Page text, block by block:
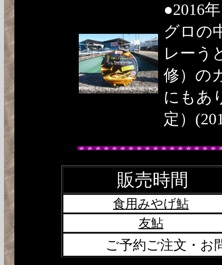
●2016
グロの
レーう
修）の
にもあ
定）
販売時間
食用みやげ鮎
友鮎
ご予約ご注文・お